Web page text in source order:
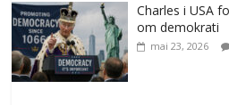
Charles i USA
om demokrati
mai 23, 2026